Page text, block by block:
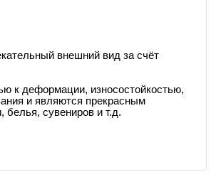
внешний вид за счёт
к деформации, износостойкостью,
и являются прекрасным
сувениров и т.д.